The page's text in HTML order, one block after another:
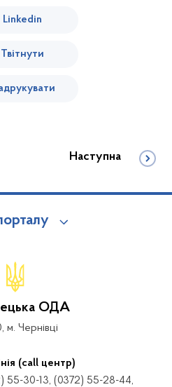
Linkedin
Твітнути
Наступна
ОДА
м. Чернівці
(call центр)
55-30-13, (0372) 55-28-44,